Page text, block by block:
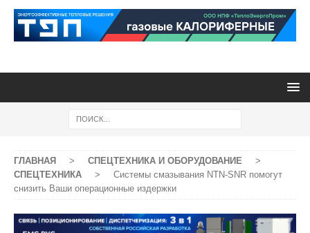
ГЛАВНАЯ > СПЕЦТЕХНИКА И ОБОРУДОВАНИЕ
>
СПЕЦТЕХНИКА
>
Системы смазывания NTN-SNR помогут
снизить Ваши операционные издержки